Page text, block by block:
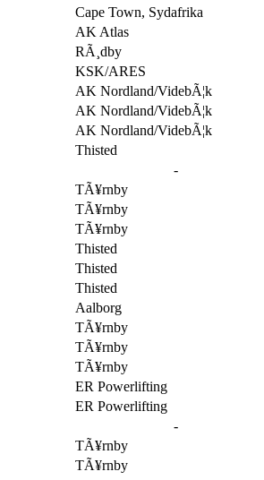
Cape Town, Sydafrika
AK Atlas
RÃ¸dby
KSK/ARES
AK Nordland/VidebÃ¦k
AK Nordland/VidebÃ¦k
AK Nordland/VidebÃ¦k
Thisted
-
TÃ¥rnby
TÃ¥rnby
TÃ¥rnby
Thisted
Thisted
Thisted
Aalborg
TÃ¥rnby
TÃ¥rnby
TÃ¥rnby
ER Powerlifting
ER Powerlifting
-
TÃ¥rnby
TÃ¥rnby